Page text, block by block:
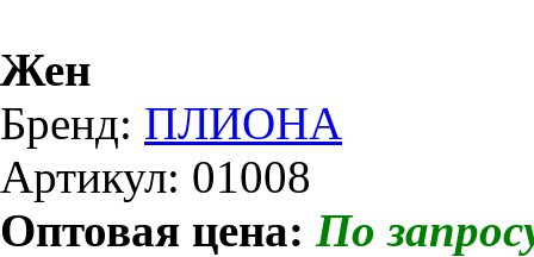
Жен
Бренд: ПЛИОНА
Артикул: 01008
Оптовая цена: По